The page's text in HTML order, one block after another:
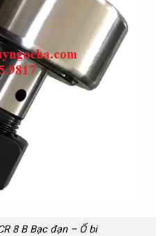
8 B Bạc đạn – Ổ bi